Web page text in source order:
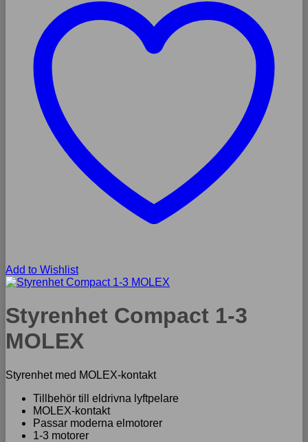
Add to Wishlist
Styrenhet Compact 1-3
MOLEX
Styrenhet med MOLEX-kontakt
Tillbehör till eldrivna lyftpelare
MOLEX-kontakt
Passar moderna elmotorer
1-3 motorer